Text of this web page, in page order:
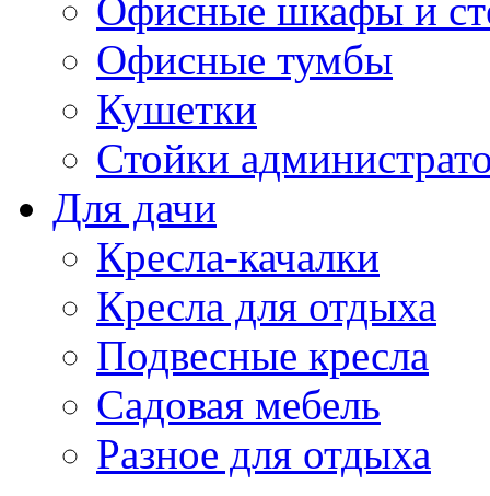
Офисные шкафы и
Офисные тумбы
Кушетки
Стойки
Для дачи
Кресла-качалки
Кресла для отдыха
Подвесные кресла
Садовая мебель
Разное для отдыха